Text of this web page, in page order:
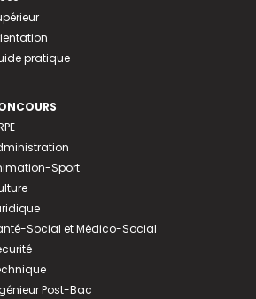
pratique
Sport
Social et Médico-Social
Post-Bac